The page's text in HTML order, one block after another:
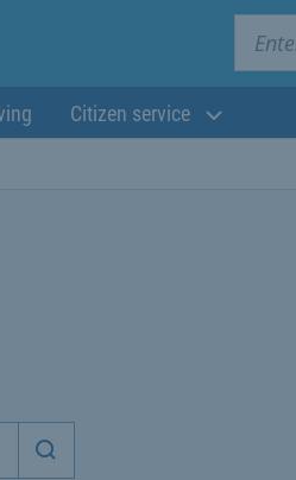
Citizen service
Démarrer la recherche